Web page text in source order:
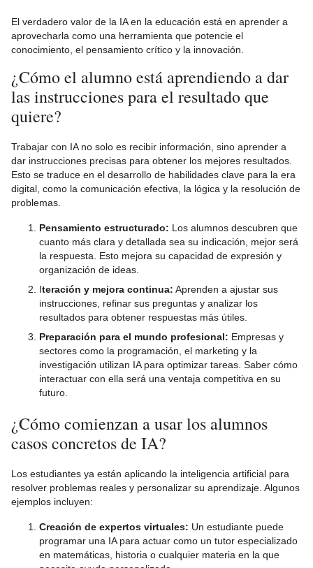
El verdadero valor de la IA en la educación está en aprender a
aprovecharla como una herramienta que potencie el
conocimiento, el pensamiento crítico y la innovación.
¿Cómo el alumno está aprendiendo a dar
las instrucciones para el resultado que
quiere?
Trabajar con IA no solo es recibir información, sino aprender a
dar instrucciones precisas para obtener los mejores resultados.
Esto se traduce en el desarrollo de habilidades clave para la era
digital, como la comunicación efectiva, la lógica y la resolución de
problemas.
Pensamiento estructurado: Los alumnos descubren que
cuanto más clara y detallada sea su indicación, mejor será
la respuesta. Esto mejora su capacidad de expresión y
organización de ideas.
Iteración y mejora continua: Aprenden a ajustar sus
instrucciones, refinar sus preguntas y analizar los
resultados para obtener respuestas más útiles.
Preparación para el mundo profesional: Empresas y
sectores como la programación, el marketing y la
investigación utilizan IA para optimizar tareas. Saber cómo
interactuar con ella será una ventaja competitiva en su
futuro.
¿Cómo comienzan a usar los alumnos
casos concretos de IA?
Los estudiantes ya están aplicando la inteligencia artificial para
resolver problemas reales y personalizar su aprendizaje. Algunos
ejemplos incluyen:
Creación de expertos virtuales: Un estudiante puede
programar una IA para actuar como un tutor especializado
en matemáticas, historia o cualquier materia en la que